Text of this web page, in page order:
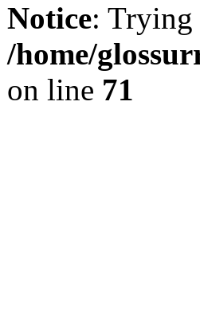
Notice: Trying
/home/
on line 71